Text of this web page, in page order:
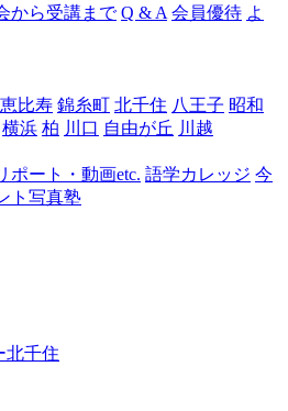
ャ
千
から受講まで Q & A 会員優待 よ
恵比寿 錦糸町 北千住 八王子 昭和
横浜 柏 川口 自由が丘 川越
ポート・動画etc. 語学カレッジ 今
ト写真塾
北千住